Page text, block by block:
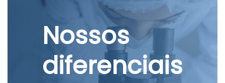
Nossos
diferenciais